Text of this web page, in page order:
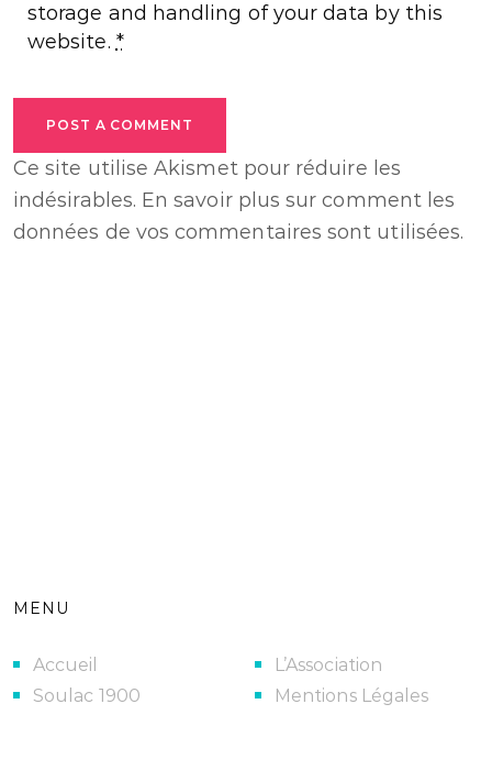
storage and handling of your data by this
website. *
POST A COMMENT
Ce site utilise Akismet pour réduire les
indésirables. En savoir plus sur comment les
données de vos commentaires sont utilisées.
MENU
Accueil
Soulac 1900
L’Association
Mentions Légales